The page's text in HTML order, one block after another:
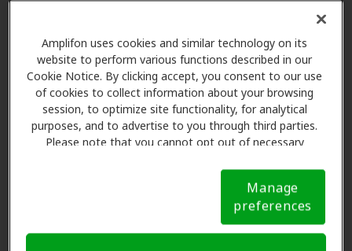
Amplifon uses cookies and similar technology on its
website to perform various functions described in our
Cookie Notice. By clicking accept, you consent to our use
of cookies to collect information about your browsing
session, to optimize site functionality, for analytical
purposes, and to advertise to you through third parties.
Please note that you cannot opt out of necessary
Notice (link here below). If you are using an opt-out
preference signal, we will honor that signal. Cookie
Manage
preferences
Las Ventajas de los Miembros
de Amplifon en Miracle-Ear
Center, Baton Rouge
Amplifon Hearing Health Care se asocia con muchos
planes de beneficios y clínicas como Miracle-Ear
Center en Baton Rouge para ofrecer descuentos
especiales en audífonos y atención auditiva. Nuestros
promotores le explican sus beneficios y programan